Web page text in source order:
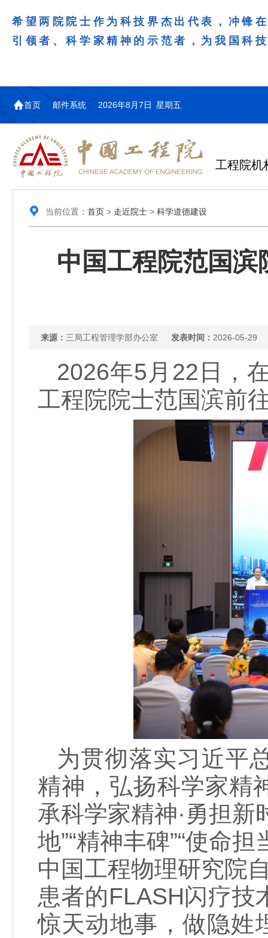
希望两院院士作为科技界杰出代表，冲锋
引领者、科学家精神的示范者，为我国科
首页 邮件系统 2026年8月7日 星期五
工程院机
当前位置： 首页> 走近院士> 科学道德建设
中国工程院范国
来源： 三局工程管理学部办公室 发表时间： 2026-05-29
2026年5月22日，
工程院院士范国滨前
为贯彻落实习近平
精神，弘扬科学家精
承科学家精神·勇担新
地”“精神丰碑”“使命
中国工程物理研究院
患者的FLASH闪疗技
惊天动地事，做隐姓